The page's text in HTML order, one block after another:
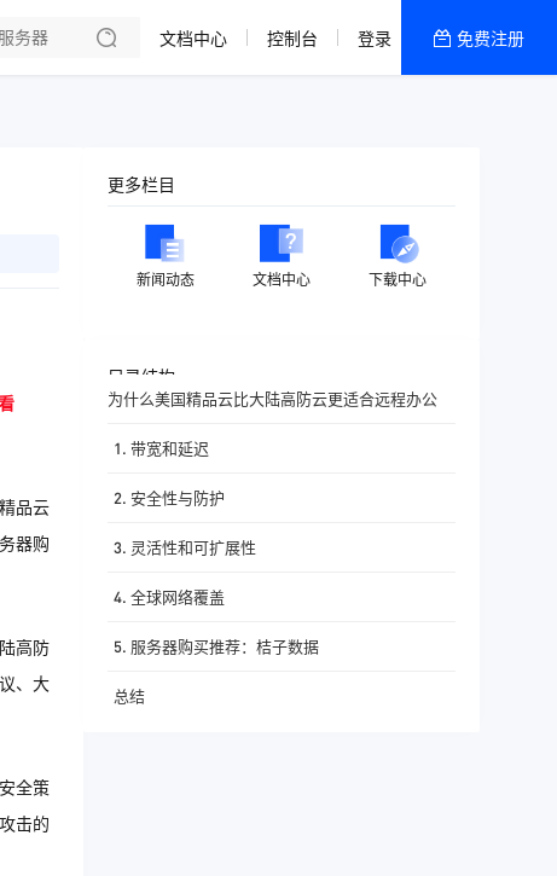
香港精品CN2云
文档中心 控制台 登录 免费注册
品云
器购
高防
、大
全策
击的
更多栏目
新闻动态 文档中心 下载中心
目录结构
为什么美国精品云比大陆高防云更适合远程办公
1. 带宽和延迟
2. 安全性与防护
3. 灵活性和可扩展性
4. 全球网络覆盖
5. 服务器购买推荐：桔子数据
总结